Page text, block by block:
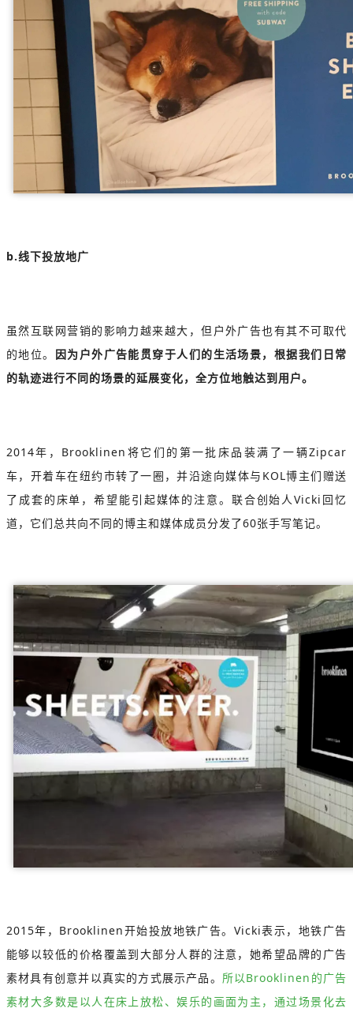
b.线下投放地广
虽然互联网营销的影响力越来越大，但户外广告也有其不可取代
的地位。 因为户外广告能贯穿于人们的生活场景，根据我们日常
的轨迹进行不同的场景的延展变化，全方位地触达到用户。
2014年，Brooklinen将它们的第一批床品装满了一辆Zipcar
车，开着车在纽约市转了一圈，并沿途向媒体与KOL博主们赠送
了成套的床单，希望能引起媒体的注意。联合创始人Vicki回忆
道，它们总共向不同的博主和媒体成员分发了60张手写笔记。
2015年，Brooklinen开始投放地铁广告。Vicki表示，地铁广告
能够以较低的价格覆盖到大部分人群的注意，她希望品牌的广告
素材具有创意并以真实的方式展示产品。 所以Brooklinen的广告
素材大多数是以人在床上放松、娱乐的画面为主，通过场景化去